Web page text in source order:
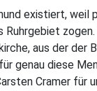
existiert, weil
Ruhrgebiet
aus der der
genau diese
Cramer für